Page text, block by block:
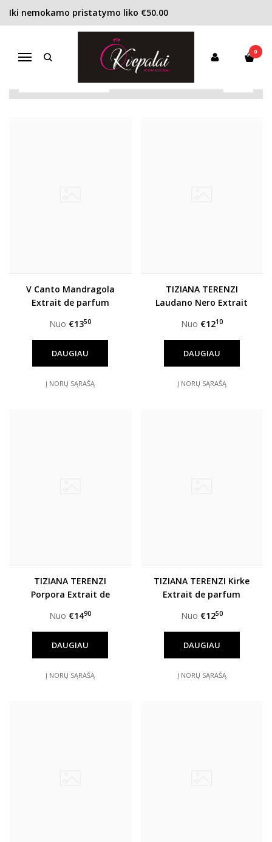
Iki nemokamo pristatymo liko €50.00
Navigacija
0
TIZIANA TERENZI
Pirkite pagal gamintoją
V Canto Mandragola
Extrait de parfum
Nuo €1350
DAUGIAU
Į NORŲ SĄRAŠĄ
TIZIANA TERENZI
Laudano Nero Extrait
Nuo €1210
DAUGIAU
Į NORŲ SĄRAŠĄ
TIZIANA TERENZI
Porpora Extrait de
Nuo €1490
DAUGIAU
Į NORŲ SĄRAŠĄ
TIZIANA TERENZI Kirke
Extrait de parfum
Nuo €1250
DAUGIAU
Į NORŲ SĄRAŠĄ